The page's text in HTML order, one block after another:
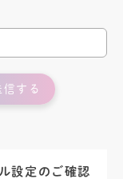
する
設定のご確認